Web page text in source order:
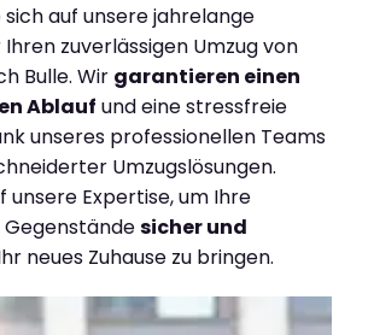
sich auf unsere jahrelange
zuverlässigen Umzug von
Bulle. Wir garantieren einen
Ablauf und eine stressfreie
unseres professionellen Teams
Umzugslösungen.
unsere Expertise, um Ihre
sicher und
neues Zuhause zu bringen.